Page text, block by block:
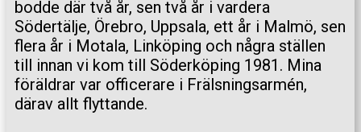
bodde där två år, sen två år i vardera
Södertälje, Örebro, Uppsala, ett år i Malmö, sen
flera år i Motala, Linköping och några ställen
till innan vi kom till Söderköping 1981. Mina
föräldrar var officerare i Frälsningsarmén,
därav allt flyttande.